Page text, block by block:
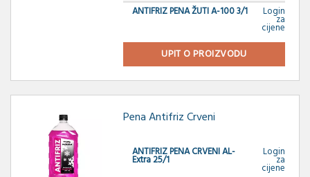
ANTIFRIZ PENA ŽUTI A-100 3/1
Login
za
cijene
UPIT O PROIZVODU
Pena Antifriz Crveni
ANTIFRIZ PENA CRVENI AL-
Extra 25/1
Login
za
cijene